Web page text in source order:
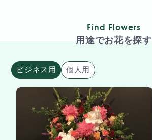
Find Flowers
用途でお花を探す
ビジネス用 個人用